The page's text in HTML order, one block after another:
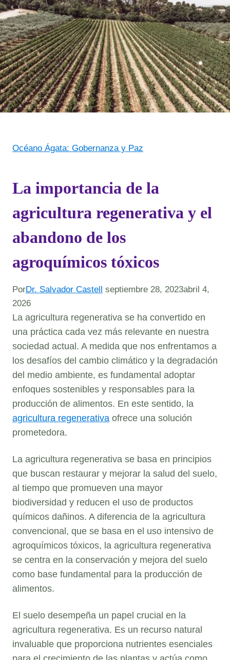
Océano Ágata: Gobernanza y Paz
La importancia de la
agricultura regenerativa y el
abandono de los
agroquímicos tóxicos
PorDr. Salvador Castell septiembre 28, 2023abril 4,
2026
La agricultura regenerativa se ha convertido en
una práctica cada vez más relevante en nuestra
sociedad actual. A medida que nos enfrentamos a
los desafíos del cambio climático y la degradación
del medio ambiente, es fundamental adoptar
enfoques sostenibles y responsables para la
producción de alimentos. En este sentido, la
agricultura regenerativa ofrece una solución
prometedora.
La agricultura regenerativa se basa en principios
que buscan restaurar y mejorar la salud del suelo,
al tiempo que promueven una mayor
biodiversidad y reducen el uso de productos
químicos dañinos. A diferencia de la agricultura
convencional, que se basa en el uso intensivo de
agroquímicos tóxicos, la agricultura regenerativa
se centra en la conservación y mejora del suelo
como base fundamental para la producción de
alimentos.
El suelo desempeña un papel crucial en la
agricultura regenerativa. Es un recurso natural
invaluable que proporciona nutrientes esenciales